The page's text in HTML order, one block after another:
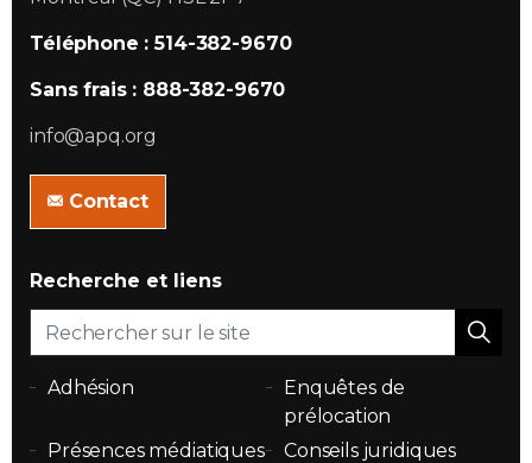
Téléphone : 514-382-9670
Sans frais : 888-382-9670
info@apq.org
Contact
Recherche et liens
Adhésion
Enquêtes de
prélocation
Présences médiatiques
Conseils juridiques